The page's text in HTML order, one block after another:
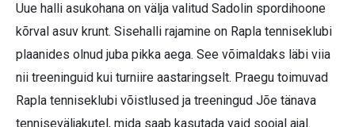
Uue halli asukohana on välja valitud Sadolin spordihoone
kõrval asuv krunt. Sisehalli rajamine on Rapla tenniseklubi
plaanides olnud juba pikka aega. See võimaldaks läbi viia
nii treeninguid kui turniire aastaringselt. Praegu toimuvad
Rapla tenniseklubi võistlused ja treeningud Jõe tänava
tenniseväljakutel, mida saab kasutada vaid soojal ajal.